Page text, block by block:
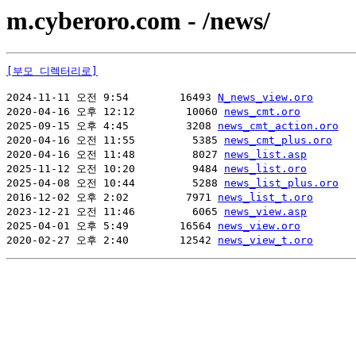
m.cyberoro.com - /news/
[부모 디렉터리로]
2024-11-11 오전 9:54        16493 N_news_view.oro
2020-04-16 오후 12:12        10060 news_cmt.oro
2025-09-15 오후 4:45         3208 news_cmt_action.oro
2020-04-16 오전 11:55         5385 news_cmt_plus.oro
2020-04-16 오전 11:48         8027 news_list.asp
2025-11-12 오전 10:20         9484 news_list.oro
2025-04-08 오전 10:44         5288 news_list_plus.oro
2016-12-02 오후 2:02         7971 news_list_t.oro
2023-12-21 오전 11:46         6065 news_view.asp
2025-04-01 오후 5:49        16564 news_view.oro
2020-02-27 오후 2:40        12542 news_view_t.oro